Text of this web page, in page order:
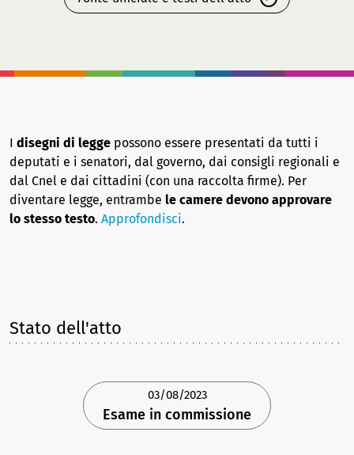
I disegni di legge possono essere presentati da tutti i
deputati e i senatori, dal governo, dai consigli regionali e
dal Cnel e dai cittadini (con una raccolta firme). Per
diventare legge, entrambe le camere devono approvare
lo stesso testo. Approfondisci.
Stato dell'atto
03/08/2023
Esame in commissione